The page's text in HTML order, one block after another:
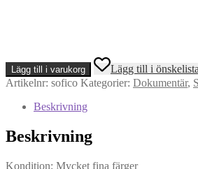
Reklamfilm
(engelska)
SOFICO
Spanien
8,
mängd
Lägg till i varukorg
Lägg till i önskelista
Artikelnr: sofico Kategorier: Dokumentär,
Beskrivning
Beskrivning
Kondition: Mycket fina färger